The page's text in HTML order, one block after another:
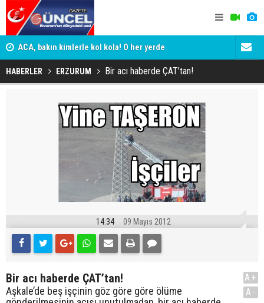
ACA, bakın kimlerle kol kola! O her yerde ADALET
HABERLER ERZURUM Bir acı haberde ÇAT’tan!
14:34 09 Mayıs 2012
Bir acı haberde ÇAT’tan!
Aşkale’de beş işçinin göz göre göre ölüme
A+
A-